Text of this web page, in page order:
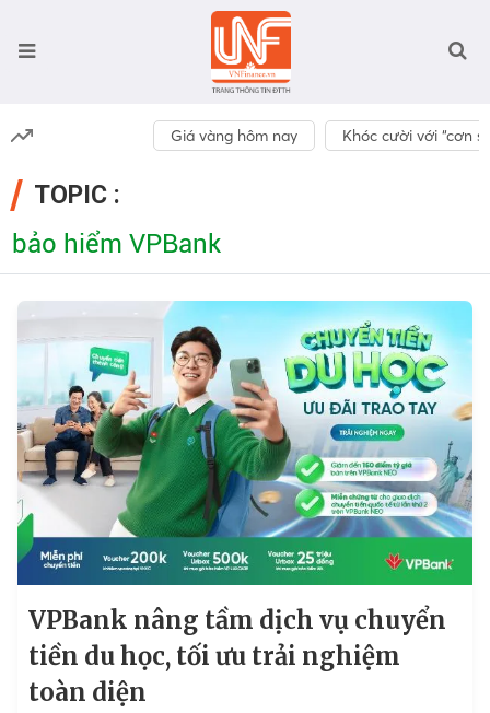
Giá vàng hôm nay Khóc cười với “cơn
TOPIC :
bảo hiểm VPBank
VPBank nâng tầm dịch vụ chuyển
tiền du học, tối ưu trải nghiệm
toàn diện